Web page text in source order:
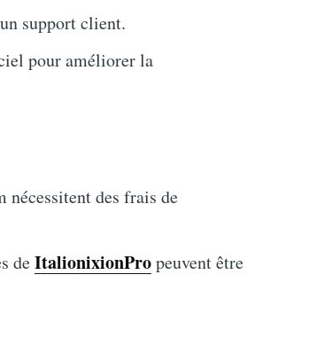
support client.
pour améliorer la
des frais de
deItalionixionPropeuvent être